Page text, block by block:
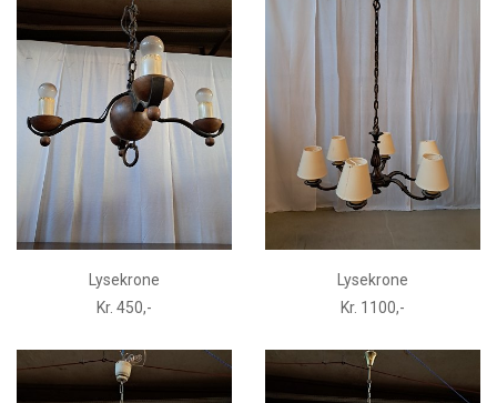
Lysekrone
Kr. 450,-
Lysekrone
Kr. 1100,-